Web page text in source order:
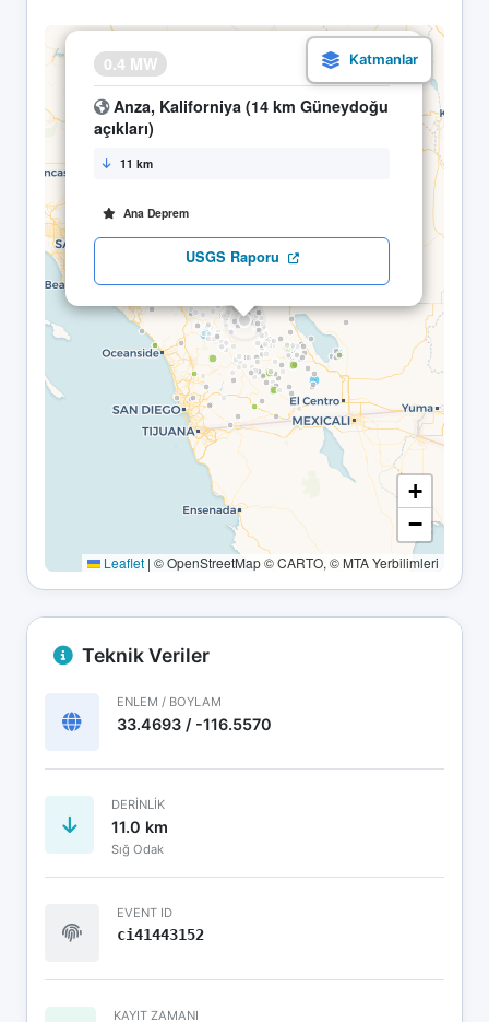
0.4 MW 17.04 07:53
Anza, Kaliforniya (14 km Güneydoğu
açıkları)
11 km
Ana Deprem
USGS Raporu
×
+
−
Leaflet | © OpenStreetMap © CARTO, © MTA Yerbilimleri
Teknik Veriler
ENLEM / BOYLAM
33.4693 / -116.5570
DERINLIK
11.0 km
Sığ Odak
EVENT ID
ci41443152
KAYIT ZAMANI